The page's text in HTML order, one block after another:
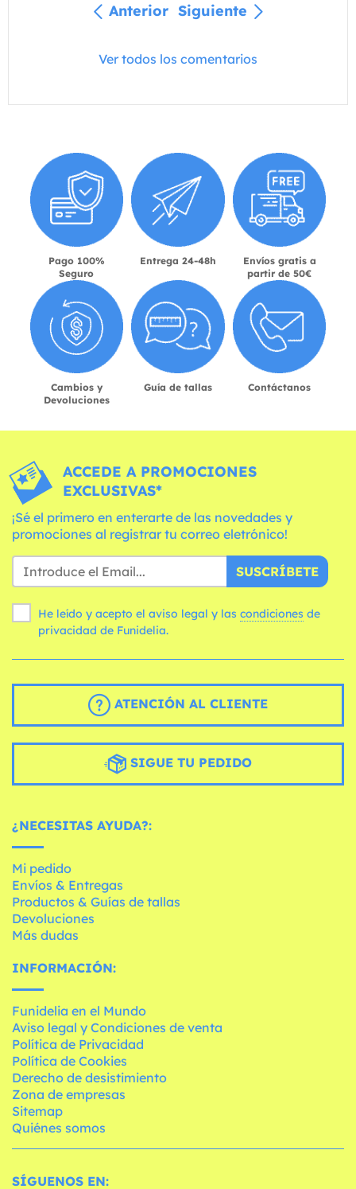
Anterior Siguiente
Ver todos los comentarios
Pago 100%
Seguro
Entrega 24-48h
Envíos gratis a
partir de 50€
Cambios y
Devoluciones
Guía de tallas Contáctanos
ACCEDE A PROMOCIONES
EXCLUSIVAS*
¡Sé el primero en enterarte de las novedades y
promociones al registrar tu correo eletrónico!
SUSCRÍBETE
He leído y acepto el aviso legal y las condiciones
privacidad de Funidelia.
ATENCIÓN AL CLIENTE
SIGUE TU PEDIDO
¿NECESITAS AYUDA?:
Mi pedido
Envíos & Entregas
Productos & Guías de tallas
Devoluciones
Más dudas
INFORMACIÓN:
Funidelia en el Mundo
Aviso legal y Condiciones de venta
Política de Privacidad
Política de Cookies
Derecho de desistimiento
Zona de empresas
Sitemap
Quiénes somos
SÍGUENOS EN: